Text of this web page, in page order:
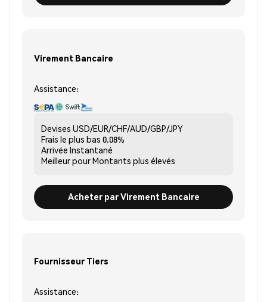
Virement Bancaire
Assistance:
Devises USD/EUR/CHF/AUD/GBP/JPY
Frais le plus bas 0.08%
Arrivée Instantané
Meilleur pourMontants plus élevés
Acheter par Virement Bancaire
Fournisseur Tiers
Assistance: